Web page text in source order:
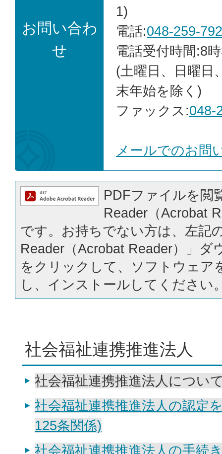
お問い合わ
せ
1)
電話:048-259-
電話受付時間:8
(土曜日、日曜日
末年始を除く)
ファックス:048-
メールでのお問
PDFファイルを閲
Reader（Acrobat
です。お持ちでない方は、左記
Reader（Acrobat Reader）」ダ
をクリックして、ソフトウェア
し、インストールしてください
社会福祉連携推進法人
社会福祉連携推進法人につい
社会福祉連携推進法人の認定
125条関係)
社会福祉連携推進法人の手続